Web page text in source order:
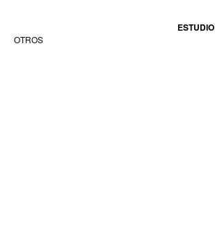
OTROS
ESTUDIO